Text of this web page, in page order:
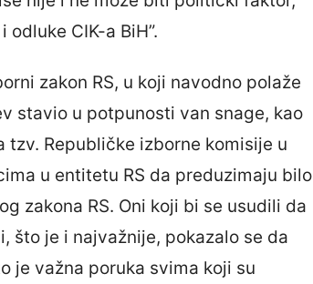
CIK-a BiH”.
zakon RS, u koji navodno polaže
stavio u potpunosti van snage, kao
Republičke izborne komisije u
u entitetu RS da preduzimaju bilo
zakona RS. Oni koji bi se usudili da
što je i najvažnije, pokazalo se da
je važna poruka svima koji su